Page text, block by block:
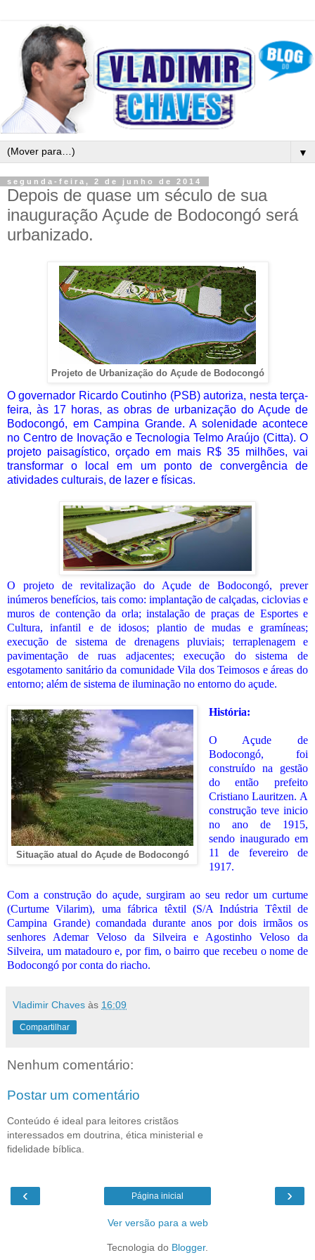
▼
segunda-feira, 2 de junho de 2014
Depois de quase um século de sua
inauguração Açude de Bodocongó será
urbanizado.
Projeto de Urbanização do Açude de Bodocongó
O governador Ricardo Coutinho (PSB)autoriza, nesta terça-
feira, às 17 horas, as obras de urbanização do Açude de
Bodocongó, em Campina Grande. A solenidade acontece
no Centro de Inovação e Tecnologia Telmo Araújo (Citta). O
projeto paisagístico, orçado em mais R$ 35 milhões, vai
transformar o local em um ponto de convergência de
atividades culturais, de lazer e físicas.
O projeto de revitalização do Açude de Bodocongó, prever
inúmeros benefícios, tais como: implantação de calçadas, ciclovias e
muros de contenção da orla; instalação de praças de Esportes e
Cultura, infantil e de idosos; plantio de mudas e gramíneas;
execução de sistema de drenagens pluviais; terraplenagem e
pavimentação de ruas adjacentes; execução do sistema de
esgotamento sanitário da comunidade Vila dos Teimosos e áreas do
entorno; além de sistema de iluminação no entorno do açude.
Situação atual do Açude de Bodocongó
História:
O Açude de
Bodocongó, foi
construído na gestão
do então prefeito
Cristiano Lauritzen. A
construção teve inicio
no ano de 1915,
sendo inaugurado em
11 de fevereiro de
1917.
Com a construção do açude, surgiram ao seu redor um curtume
(Curtume Vilarim), uma fábrica têxtil (S/A Indústria Têxtil de
Campina Grande) comandada durante anos por dois irmãos os
senhores Ademar Veloso da Silveira e Agostinho Veloso da
Silveira, um matadouro e, por fim, o bairro que recebeu o nome de
Bodocongó por conta do riacho.
Vladimir Chaves às 16:09
Compartilhar
Nenhum comentário:
Postar um comentário
Conteúdo é ideal para leitores cristãos
interessados em doutrina, ética ministerial e
fidelidade bíblica.
‹ ›
Página inicial
Ver versão para a web
Tecnologia do Blogger.